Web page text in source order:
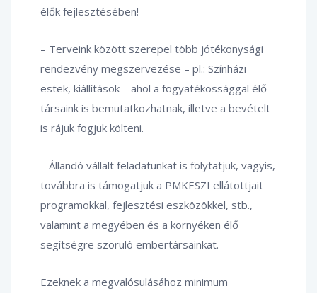
élők fejlesztésében!
– Terveink között szerepel több jótékonysági
rendezvény megszervezése – pl.: Színházi
estek, kiállítások – ahol a fogyatékossággal élő
társaink is bemutatkozhatnak, illetve a bevételt
is rájuk fogjuk költeni.
– Állandó vállalt feladatunkat is folytatjuk, vagyis,
továbbra is támogatjuk a PMKESZI ellátottjait
programokkal, fejlesztési eszközökkel, stb.,
valamint a megyében és a környéken élő
segítségre szoruló embertársainkat.
Ezeknek a megvalósulásához minimum